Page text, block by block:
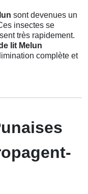
sont devenues un
insectes se
très rapidement.
lit Melun
complète et